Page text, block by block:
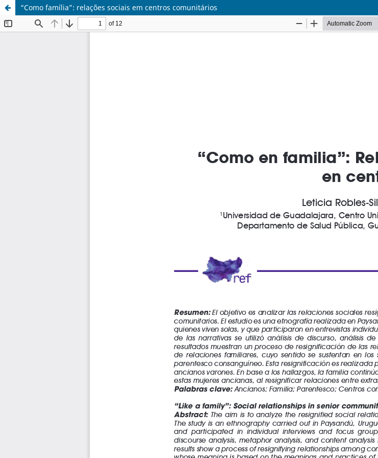
“Como família”: relações sociais em centros comunitários